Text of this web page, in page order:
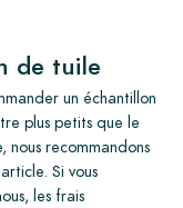
de tuile
un échantillon
plus petits que le
nous recommandons
Si vous
les frais